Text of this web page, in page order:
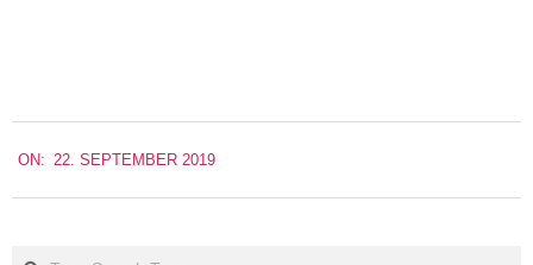
09-
22
ON: 22. SEPTEMBER 2019